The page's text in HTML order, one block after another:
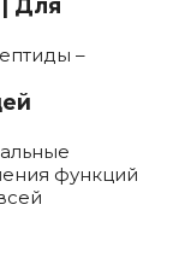
| Для
–
функций